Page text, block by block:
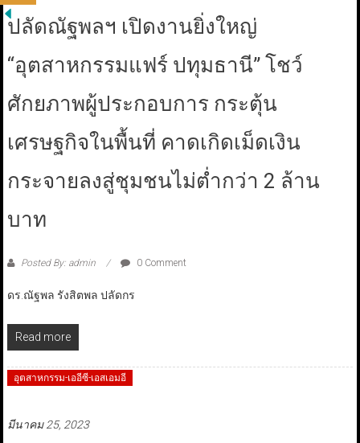
ปลัดณัฐพลฯ เปิดงานยิ่งใหญ่
“อุตสาหกรรมแฟร์ ปทุมธานี” โชว์
ศักยภาพผู้ประกอบการ กระตุ้น
เศรษฐกิจในพื้นที่ คาดเกิดเม็ดเงิน
กระจายลงสู่ชุมชนไม่ต่ำกว่า 2 ล้าน
บาท
Posted By: admin 0 Comment
ดร.ณัฐพล รังสิตพล ปลัดกร
Read more
อุตสาหกรรม-เออีซี-เอสเอมอี
มีนาคม 25, 2023